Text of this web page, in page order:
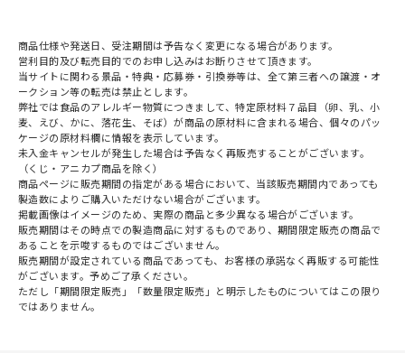
商品仕様や発送日、受注期間は予告なく変更になる場合があります。
営利目的及び転売目的でのお申し込みはお断りさせて頂きます。
当サイトに関わる景品・特典・応募券・引換券等は、全て第三者への譲渡・オ
ークション等の転売は禁止とします。
弊社では食品のアレルギー物質につきまして、特定原材料７品目（卵、乳、小
麦、えび、かに、落花生、そば）が商品の原材料に含まれる場合、個々のパッ
ケージの原材料欄に情報を表示しています。
未入金キャンセルが発生した場合は予告なく再販売することがございます。
（くじ・アニカプ商品を除く）
商品ページに販売期間の指定がある場合において、当該販売期間内であっても
製造数によりご購入いただけない場合がございます。
掲載画像はイメージのため、実際の商品と多少異なる場合がございます。
販売期間はその時点での製造商品に対するものであり、期間限定販売の商品で
あることを示唆するものではございません。
販売期間が設定されている商品であっても、お客様の承諾なく再販する可能性
がございます。予めご了承ください。
ただし「期間限定販売」「数量限定販売」と明示したものについてはこの限り
ではありません。